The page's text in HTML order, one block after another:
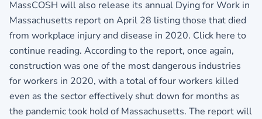
MassCOSH will also release its annual Dying for Work in
Massachusetts report on April 28 listing those that died
from workplace injury and disease in 2020. Click here to
continue reading. According to the report, once again,
construction was one of the most dangerous industries
for workers in 2020, with a total of four workers killed
even as the sector effectively shut down for months as
the pandemic took hold of Massachusetts. The report will